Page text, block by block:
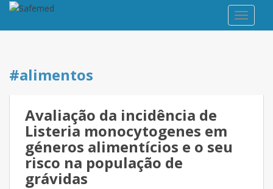
#alimentos
Avaliação da incidência de
Listeria monocytogenes em
géneros alimentícios e o seu
risco na população de
grávidas